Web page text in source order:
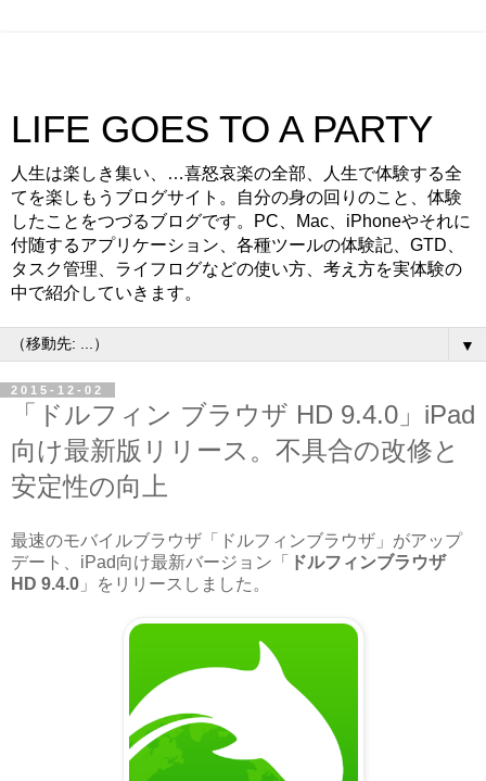
LIFE GOES TO A PARTY
人生は楽しき集い、…喜怒哀楽の全部、人生で体験する全
てを楽しもうブログサイト。自分の身の回りのこと、体験
したことをつづるブログです。PC、Mac、iPhoneやそれに
付随するアプリケーション、各種ツールの体験記、GTD、
タスク管理、ライフログなどの使い方、考え方を実体験の
中で紹介していきます。
▼
2015-12-02
「ドルフィン ブラウザ HD 9.4.0」iPad
向け最新版リリース。不具合の改修と
安定性の向上
最速のモバイルブラウザ「ドルフィンブラウザ」がアップ
デート、iPad向け最新バージョン「
ドルフィンブラウザ
HD 9.4.0 」をリリースしました。